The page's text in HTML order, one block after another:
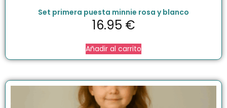
Set primera puesta minnie rosa y blanco
16.95 €
Añadir al carrito